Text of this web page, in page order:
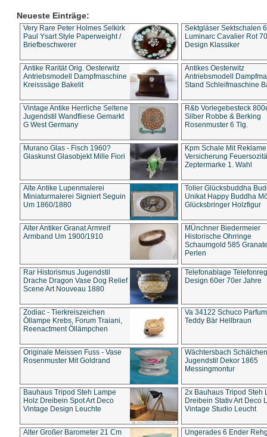
Neueste Einträge:
Very Rare Peter Holmes Selkirk
Paul Ysart Style Paperweight /
Briefbeschwerer
Sektgläser Sektschalen
Luminarc Cavalier Rot
Design Klassiker
Antike Rarität Orig. Oesterwitz
Antriebsmodell Dampfmaschine
Kreisssäge Bakelit
Antikes Oesterwitz
Antriebsmodell
Stand Schleifmaschine
Vintage Antike Herrliche Seltene
Jugendstil Wandfliese Gemarkt
G West Germany
R&b Vorlegebesteck
Silber Robbe & Berking
Rosenmuster 6 Tlg.
Murano Glas - Fisch 1960?
Glaskunst Glasobjekt Mille Fiori
Kpm Schale Mit Reklame
Versicherung
Zeptermarke 1. Wahl
Alte Antike Lupenmalerei
Miniaturmalerei Signiert Seguin
Um 1860/1880
Toller Glücksbuddha
Unikat Happy Buddha
Glücksbringer Holzfigur
Alter Antiker Granat Armreif
Armband Um 1900/1910
MÜnchner Biedermeier
Historische Ohrringe
Schaumgold 585
Perlen
Rar Historismus Jugendstil
Drache Dragon Vase Dog Relief
Scene Art Nouveau 1880
Telefonablage
Design 60er 70er Jahre
Zodiac - Tierkreiszeichen
Öllampe Krebs, Forum Traiani,
Reenactment Öllämpchen
Va 34122 Schuco
Teddy Bär Hellbraun
Originale Meissen Fuss - Vase
Rosenmuster Mit Goldrand
Wächtersbach Schälchen
Jugendstil Dekor 1865
Messingmontur
Bauhaus Tripod Steh Lampe
Holz Dreibein Spot Art Deco
Vintage Design Leuchte
2x Bauhaus Tripod Steh
Dreibein Stativ Art Deco
Vintage Studio Leucht
Alter Großer Barometer 21 Cm
Ungerades 6 Ender